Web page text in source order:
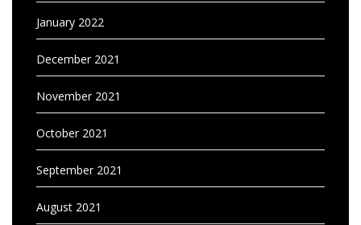
January 2022
December 2021
November 2021
October 2021
September 2021
August 2021